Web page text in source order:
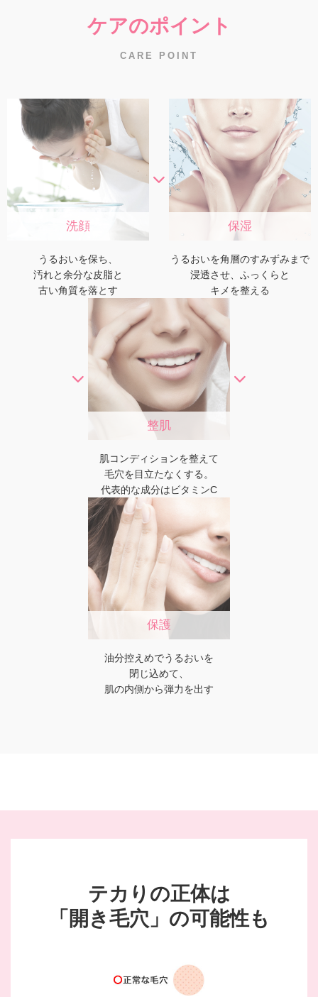
ケアのポイント
CARE POINT
洗顔
うるおいを保ち、
汚れと余分な皮脂と
古い角質を落とす
保湿
うるおいを角層のすみずみまで
浸透させ、ふっくらと
キメを整える
整肌
肌コンディションを整えて
毛穴を目立たなくする。
代表的な成分はビタミンC
保護
油分控えめでうるおいを
閉じ込めて、
肌の内側から弾力を出す
テカりの正体は
「開き毛穴」の可能性も